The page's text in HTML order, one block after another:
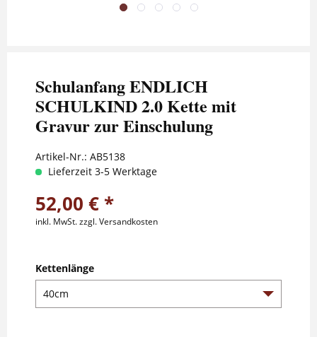
Schulanfang ENDLICH
SCHULKIND 2.0 Kette mit
Gravur zur Einschulung
Artikel-Nr.: AB5138
Lieferzeit 3-5 Werktage
52,00 € *
inkl. MwSt.zzgl. Versandkosten
Kettenlänge